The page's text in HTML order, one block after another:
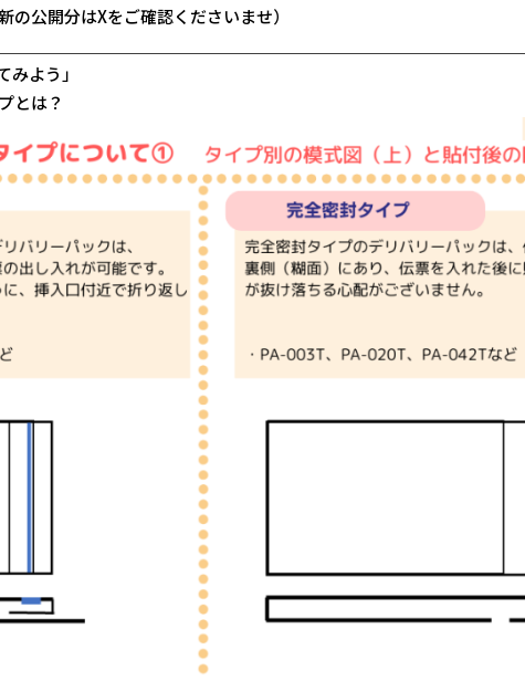
の公開分はXをご確認くださいませ）
よう」
とは？